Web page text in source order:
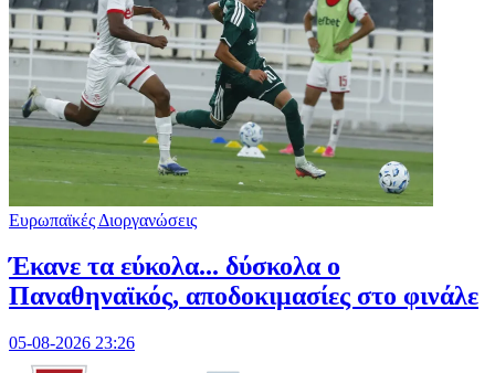
Ευρωπαϊκές Διοργανώσεις
Έκανε τα εύκολα... δύσκολα ο
Παναθηναϊκός, αποδοκιμασίες στο φινάλε
05-08-2026 23:26